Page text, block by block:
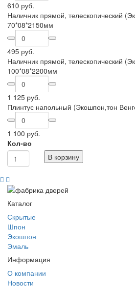
610 руб.
Наличник прямой, телескопический
70*08*2150мм
495 руб.
Наличник прямой, телескопический
100*08*2200мм
1 125 руб.
Плинтус напольный (Экошпон,тон
1 100 руб.
Кол-во
В корзину
Каталог
Скрытые
Шпон
Экошпон
Эмаль
Информация
О компании
Новости